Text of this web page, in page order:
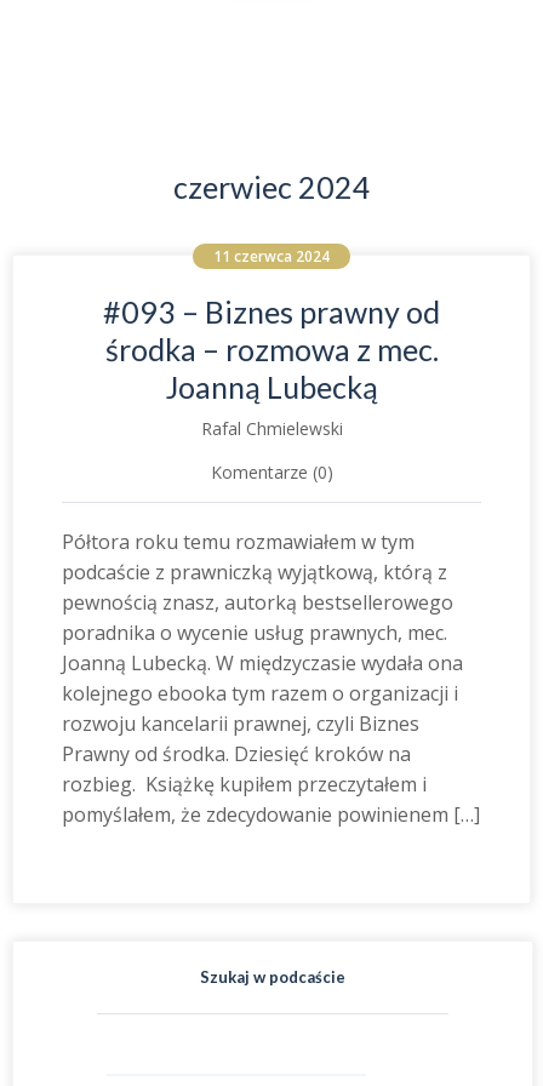
czerwiec 2024
11 czerwca 2024
#093 – Biznes prawny od
środka – rozmowa z mec.
Joanną Lubecką
Rafal Chmielewski
Komentarze (0)
Półtora roku temu rozmawiałem w tym
podcaście z prawniczką wyjątkową, którą z
pewnością znasz, autorką bestsellerowego
poradnika o wycenie usług prawnych, mec.
Joanną Lubecką. W międzyczasie wydała ona
kolejnego ebooka tym razem o organizacji i
rozwoju kancelarii prawnej, czyli Biznes
Prawny od środka. Dziesięć kroków na
rozbieg. Książkę kupiłem przeczytałem i
pomyślałem, że zdecydowanie powinienem […]
Szukaj w podcaście